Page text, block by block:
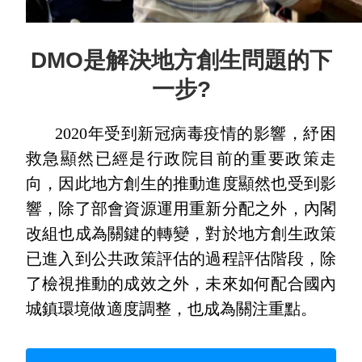
DMO是解決地方創生問題的下
一步?
2020年受到新冠病毒疫情的影響，紓困
救急顯然已經是行政院目前的重要政策走
向，因此地方創生的推動進度顯然也受到影
響，除了部會資源運用重新分配之外，內閣
改組也成為關鍵的轉變，對於地方創生政策
已進入到公共政策評估的過程評估階段，除
了檢視推動的成效之外，未來如何配合國內
城鎮環境做適度調整，也成為關注重點。